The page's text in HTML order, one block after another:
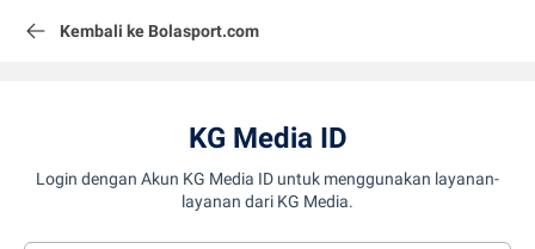
Kembali ke Bolasport.com
KG Media ID
Login dengan Akun KG Media ID untuk menggunakan layanan-
layanan dari KG Media.